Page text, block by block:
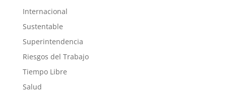
Internacional
Sustentable
Superintendencia
Riesgos del Trabajo
Tiempo Libre
Salud